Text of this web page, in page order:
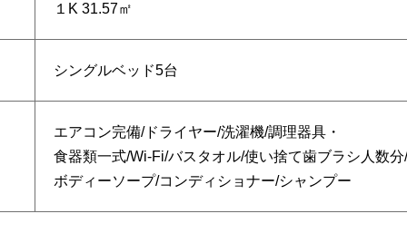
１K 31.57㎡
シングルベッド5台
エアコン完備/ドライヤー/洗濯機/調理器具・
食器類一式/Wi-Fi/バスタオル/使い捨て歯ブラシ人数分/
ボディーソープ/コンディショナー/シャンプー